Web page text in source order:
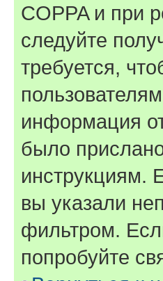
COPPA и при
следуйте
требуется,
информация
было
инструкциям.
вы указали
фильтром.
попробуйте